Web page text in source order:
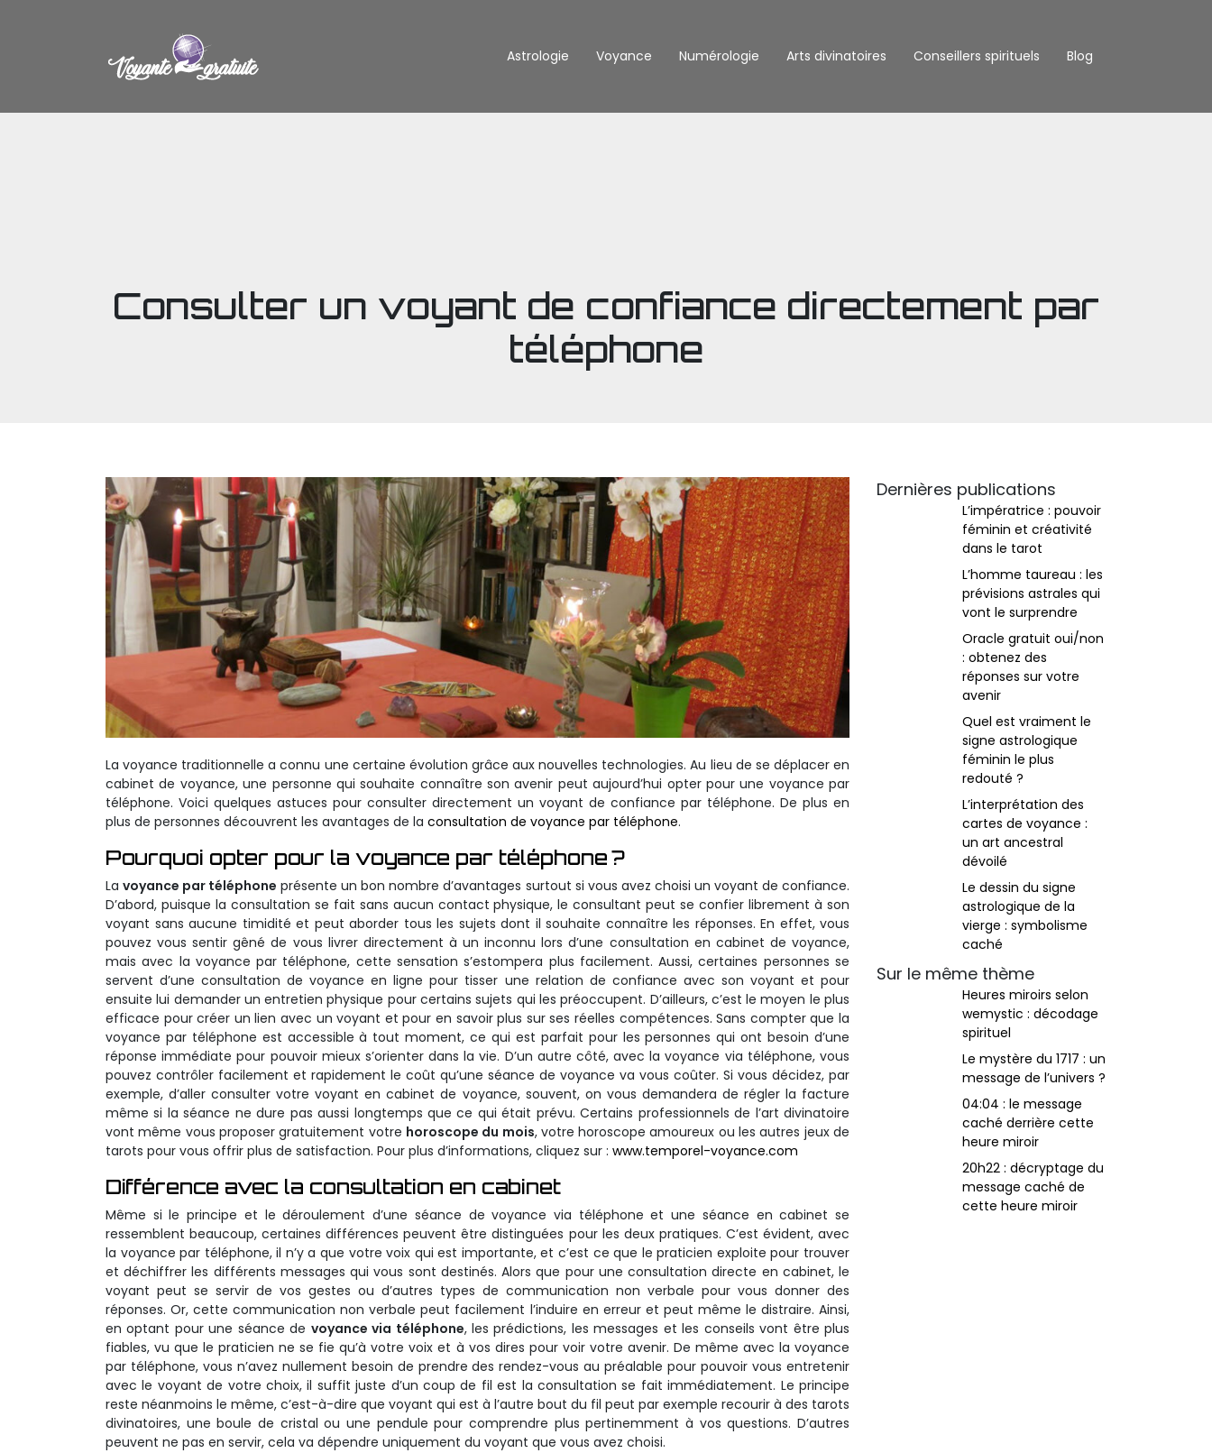
Astrologie Voyance Numérologie Arts divinatoires Conseillers spirituels Blog
Consulter un voyant de confiance directement par
téléphone
La voyance traditionnelle a connu une certaine évolution grâce aux nouvelles technologies. Au lieu de se déplacer en
cabinet de voyance, une personne qui souhaite connaître son avenir peut aujourd’hui opter pour une voyance par
téléphone. Voici quelques astuces pour consulter directement un voyant de confiance par téléphone. De plus en
plus de personnes découvrent les avantages de la consultation de voyance par téléphone.
Pourquoi opter pour la voyance par téléphone ?
Lavoyance par téléphone présente un bon nombre d’avantages surtout si vous avez choisi un voyant de confiance.
D’abord, puisque la consultation se fait sans aucun contact physique, le consultant peut se confier librement à son
voyant sans aucune timidité et peut aborder tous les sujets dont il souhaite connaître les réponses. En effet, vous
pouvez vous sentir gêné de vous livrer directement à un inconnu lors d’une consultation en cabinet de voyance,
mais avec la voyance par téléphone, cette sensation s’estompera plus facilement. Aussi, certaines personnes se
servent d’une consultation de voyance en ligne pour tisser une relation de confiance avec son voyant et pour
ensuite lui demander un entretien physique pour certains sujets qui les préoccupent. D’ailleurs, c’est le moyen le plus
efficace pour créer un lien avec un voyant et pour en savoir plus sur ses réelles compétences. Sans compter que la
voyance par téléphone est accessible à tout moment, ce qui est parfait pour les personnes qui ont besoin d’une
réponse immédiate pour pouvoir mieux s’orienter dans la vie. D’un autre côté, avec la voyance via téléphone, vous
pouvez contrôler facilement et rapidement le coût qu’une séance de voyance va vous coûter. Si vous décidez, par
exemple, d’aller consulter votre voyant en cabinet de voyance, souvent, on vous demandera de régler la facture
même si la séance ne dure pas aussi longtemps que ce qui était prévu. Certains professionnels de l’art divinatoire
vont même vous proposer gratuitement votre horoscope du mois, votre horoscope amoureux ou les autres jeux de
tarots pour vous offrir plus de satisfaction. Pour plus d’informations, cliquez sur : www.temporel-voyance.com
Différence avec la consultation en cabinet
Même si le principe et le déroulement d’une séance de voyance via téléphone et une séance en cabinet se
ressemblent beaucoup, certaines différences peuvent être distinguées pour les deux pratiques. C’est évident, avec
la voyance par téléphone, il n’y a que votre voix qui est importante, et c’est ce que le praticien exploite pour trouver
et déchiffrer les différents messages qui vous sont destinés. Alors que pour une consultation directe en cabinet, le
voyant peut se servir de vos gestes ou d’autres types de communication non verbale pour vous donner des
réponses. Or, cette communication non verbale peut facilement l’induire en erreur et peut même le distraire. Ainsi,
en optant pour une séance de voyance via téléphone, les prédictions, les messages et les conseils vont être plus
fiables, vu que le praticien ne se fie qu’à votre voix et à vos dires pour voir votre avenir. De même avec la voyance
par téléphone, vous n’avez nullement besoin de prendre des rendez-vous au préalable pour pouvoir vous entretenir
avec le voyant de votre choix, il suffit juste d’un coup de fil est la consultation se fait immédiatement. Le principe
reste néanmoins le même, c’est-à-dire que voyant qui est à l’autre bout du fil peut par exemple recourir à des tarots
divinatoires, une boule de cristal ou une pendule pour comprendre plus pertinemment à vos questions. D’autres
peuvent ne pas en servir, cela va dépendre uniquement du voyant que vous avez choisi.
Dernières publications
L’impératrice : pouvoir
féminin et créativité
dans le tarot
L’homme taureau : les
prévisions astrales qui
vont le surprendre
Oracle gratuit oui/non
: obtenez des
réponses sur votre
avenir
Quel est vraiment le
signe astrologique
féminin le plus
redouté ?
L’interprétation des
cartes de voyance :
un art ancestral
dévoilé
Le dessin du signe
astrologique de la
vierge : symbolisme
caché
Sur le même thème
Heures miroirs selon
wemystic : décodage
spirituel
Le mystère du 1717 : un
message de l’univers ?
04:04 : le message
caché derrière cette
heure miroir
20h22 : décryptage du
message caché de
cette heure miroir